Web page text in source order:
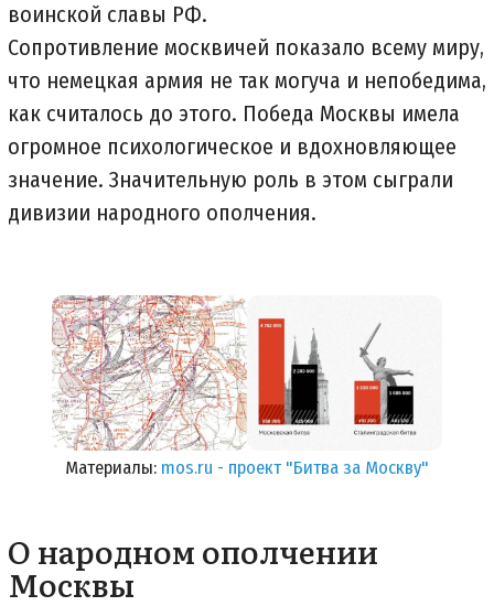
воинской славы РФ.
Сопротивление москвичей показало всему миру,
что немецкая армия не так могуча и непобедима,
как считалось до этого. Победа Москвы имела
огромное психологическое и вдохновляющее
значение. Значительную роль в этом сыграли
дивизии народного ополчения.
Материалы: mos.ru - проект "Битва за Москву"
О народном ополчении
Москвы